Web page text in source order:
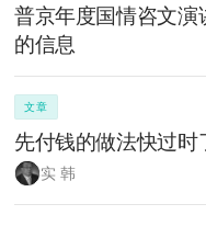
普京年度国情咨文演
的信息
文章
先付钱的做法快过时
实 韩